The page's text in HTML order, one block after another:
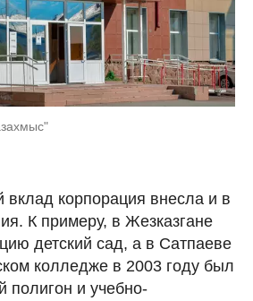
корпорация внесла и в
К примеру, в Жезказгане
детский сад, а в Сатпаеве
колледже в 2003 году был
полигон и учебно-